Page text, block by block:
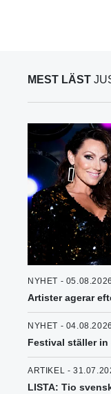
MEST LÄST
NYHET - 05.08.2026
Artister agerar
NYHET - 04.08.2026
Festival ställer
ARTIKEL -
LISTA: Tio